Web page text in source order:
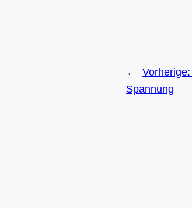
← Vorherige:
Spannung